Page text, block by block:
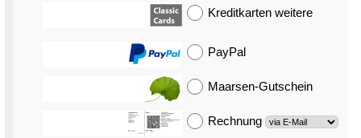
Kreditkarten weitere
PayPal
Maarsen-Gutschein
Rechnung